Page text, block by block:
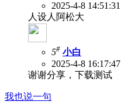
2025-4-8 14:51:31
人设人阿松大
5# 小白
2025-4-8 16:17:47
谢谢分享，下载测试
我也说一句